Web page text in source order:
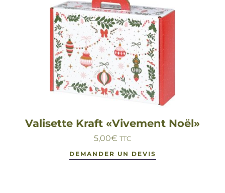
Valisette Kraft «Vivement Noël»
5,00€ TTC
DEMANDER UN DEVIS